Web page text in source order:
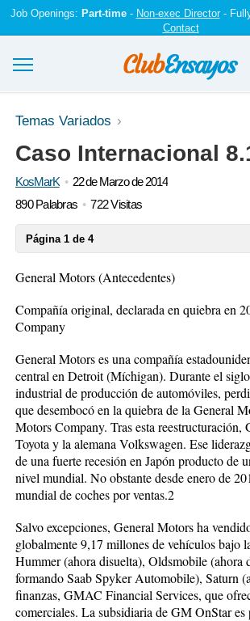
Job Openings: Part-time- Non-exec Director-
Contact
Ensayos y trabajos
Registrarse
Iniciar sesión
Temas Variados
Caso Internacional
KosMarK
22 de Marzo de 2014
890 Palabras
722 Visitas
Página 1 de 4
General Motors (Antecedentes)
Compañía original, declarada en quiebra en
Company
General Motors es una compañía
central en Detroit (Míchigan). Durante el
industrial de producción de automóviles,
que desembocó en la quiebra de la General
Motors Company. Tras esta
Toyota y la alemana Volkswagen. Ese
de una fuerte recesión en Japón producto de
nivel mundial. No obstante desde enero de
mundial de coches por ventas.2
Salvo excepciones, General Motors ha
globalmente 9,17 millones de vehículos
Hummer (ahora disuelta), Oldsmobile (ahora
formando Saab Spyker Automobile), Saturn
finanzas, GMAC Financial Services, que
comerciales. La subsidiaria de GM OnStar